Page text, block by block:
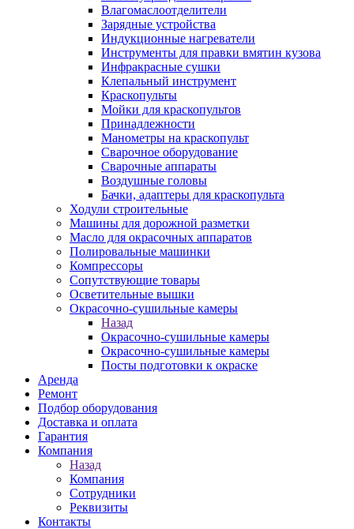
Влагомаслоотделители
Зарядные устройства
Индукционные нагреватели
Инструменты для правки вмятин кузова
Инфракрасные сушки
Клепальный инструмент
Краскопульты
Мойки для краскопультов
Принадлежности
Манометры на краскопульт
Сварочное оборудование
Сварочные аппараты
Воздушные головы
Бачки, адаптеры для краскопульта
Ходули строительные
Машины для дорожной разметки
Масло для окрасочных аппаратов
Полировальные машинки
Компрессоры
Сопутствующие товары
Осветительные вышки
Окрасочно-сушильные камеры
Назад
Окрасочно-сушильные камеры
Окрасочно-сушильные камеры
Посты подготовки к окраске
Аренда
Ремонт
Подбор оборудования
Доставка и оплата
Гарантия
Компания
Назад
Компания
Сотрудники
Реквизиты
Контакты